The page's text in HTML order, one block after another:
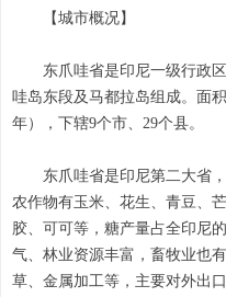
【城市概况】
东爪哇省是印尼一级行政
哇岛东段及马都拉岛组成。面
年），下辖9个市、29个县。
东爪哇省是印尼第二大省
农作物有玉米、花生、青豆、
胶、可可等，糖产量占全印尼
气、林业资源丰富，畜牧业也
草、金属加工等，主要对外出